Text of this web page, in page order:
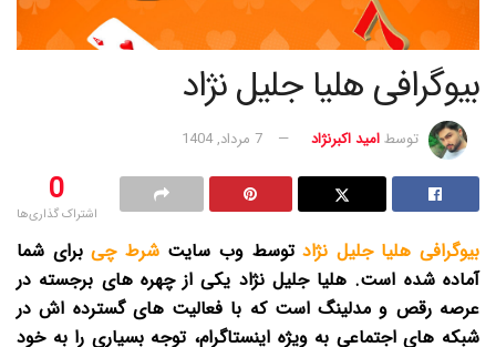
بیوگرافی هلیا جلیل نژاد
توسطامید اکبرنژاد 7 مرداد, 1404
0
اشتراک گذاری‌ها
بیوگرافی هلیا جلیل نژادتوسط وب سایتشرط چیبرای شما
آماده شده است. هلیا جلیل نژاد یکی از چهره های برجسته در
عرصه رقص و مدلینگ است که با فعالیت های گسترده اش در
شبکه های اجتماعی به ویژه اینستاگرام، توجه بسیاری را به خود